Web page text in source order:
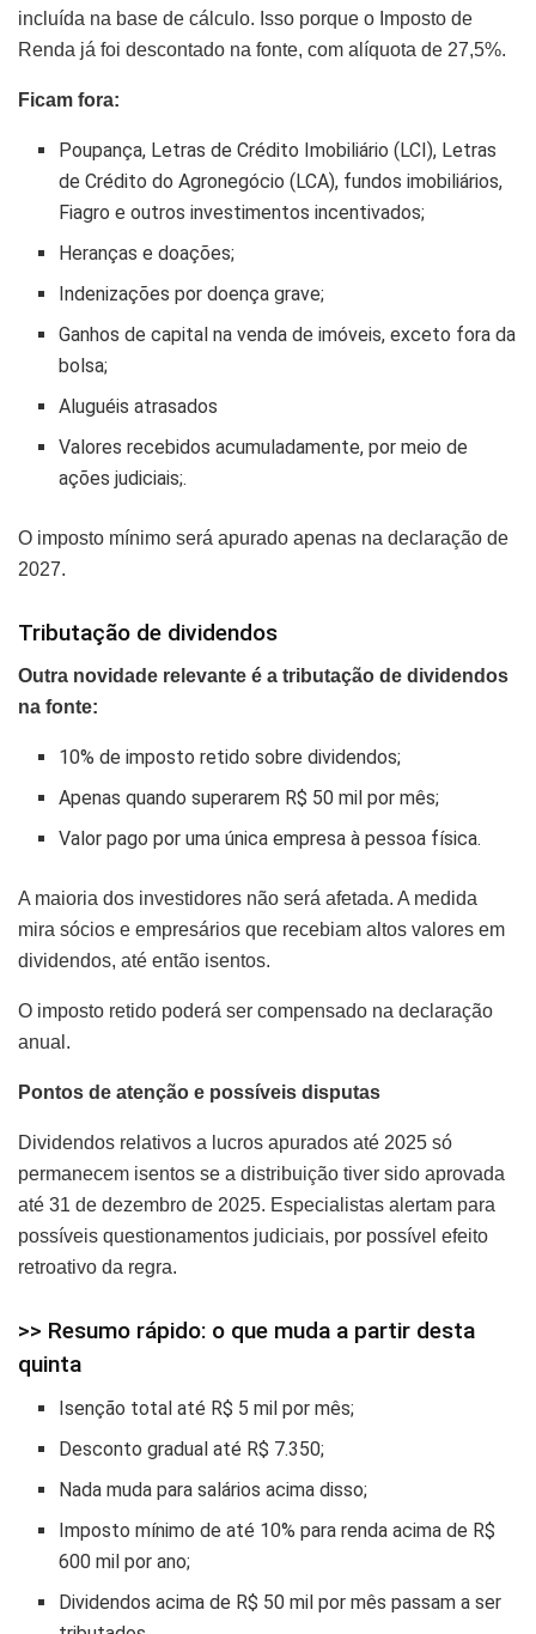
incluída na base de cálculo. Isso porque o Imposto de
Renda já foi descontado na fonte, com alíquota de 27,5%.
Ficam fora:
Poupança, Letras de Crédito Imobiliário (LCI), Letras
de Crédito do Agronegócio (LCA), fundos imobiliários,
Fiagro e outros investimentos incentivados;
Heranças e doações;
Indenizações por doença grave;
Ganhos de capital na venda de imóveis, exceto fora da
bolsa;
Aluguéis atrasados
Valores recebidos acumuladamente, por meio de
ações judiciais;.
O imposto mínimo será apurado apenas na declaração de
2027.
Tributação de dividendos
Outra novidade relevante é a tributação de dividendos
na fonte:
10% de imposto retido sobre dividendos;
Apenas quando superarem R$ 50 mil por mês;
Valor pago por uma única empresa à pessoa física.
A maioria dos investidores não será afetada. A medida
mira sócios e empresários que recebiam altos valores em
dividendos, até então isentos.
O imposto retido poderá ser compensado na declaração
anual.
Pontos de atenção e possíveis disputas
Dividendos relativos a lucros apurados até 2025 só
permanecem isentos se a distribuição tiver sido aprovada
até 31 de dezembro de 2025. Especialistas alertam para
possíveis questionamentos judiciais, por possível efeito
retroativo da regra.
>> Resumo rápido: o que muda a partir desta
quinta
Isenção total até R$ 5 mil por mês;
Desconto gradual até R$ 7.350;
Nada muda para salários acima disso;
Imposto mínimo de até 10% para renda acima de R$
600 mil por ano;
Dividendos acima de R$ 50 mil por mês passam a ser